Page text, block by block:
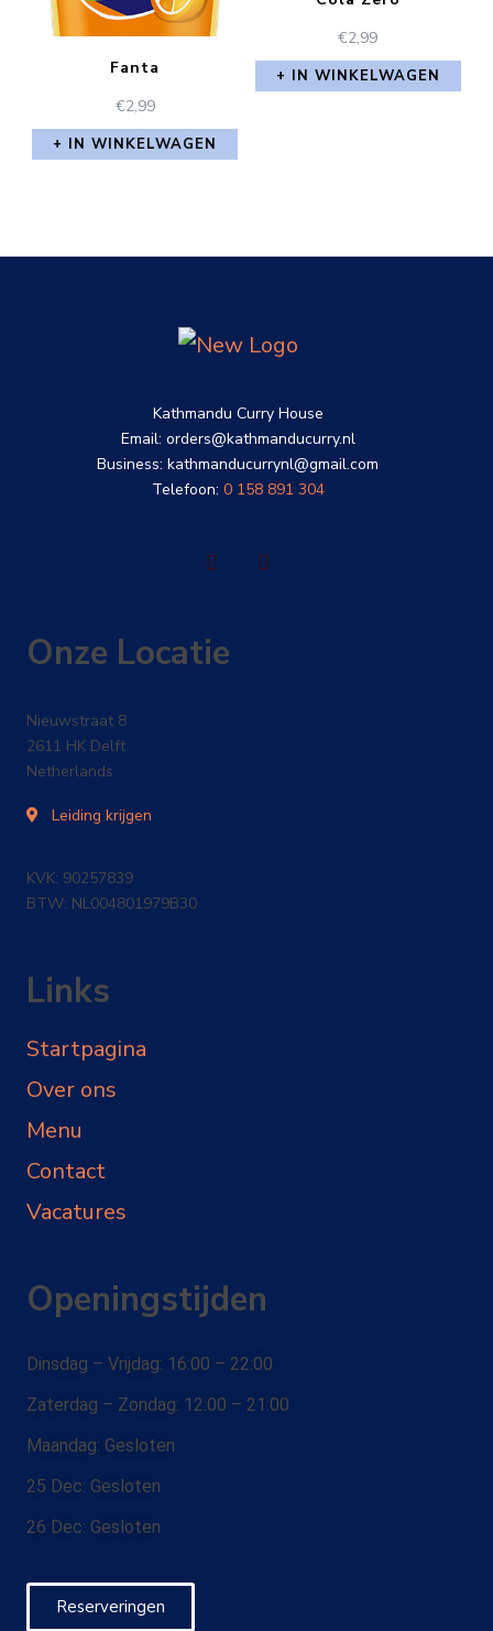
Fanta
€2,99
IN WINKELWAGEN
€2,99
IN WINKELWAGEN
Kathmandu Curry House
Email: orders@kathmanducurry.nl
Business: kathmanducurrynl@gmail.com
Telefoon: 0 158 891 304
Onze Locatie
Nieuwstraat 8
2611 HK Delft
Netherlands
Leiding krijgen
KVK: 90257839
BTW: NL004801979B30
Links
Startpagina
Over ons
Menu
Contact
Vacatures
Openingstijden
Dinsdag – Vrijdag: 16:00 – 22:00
Zaterdag – Zondag: 12:00 – 21:00
Maandag: Gesloten
25 Dec: Gesloten
26 Dec: Gesloten
Reserveringen